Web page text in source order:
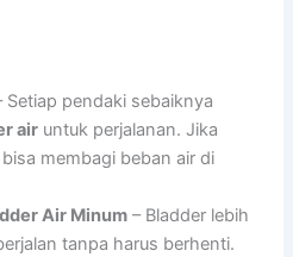
Setiap pendaki sebaiknya
air untuk perjalanan. Jika
membagi beban air di
Air Minum – Bladder lebih
tanpa harus berhenti.